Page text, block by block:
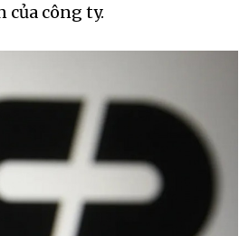
của công ty.